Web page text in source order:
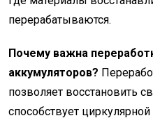
перерабатываются.
Почему важна
аккумуляторов?
позволяет восстановить
способствует